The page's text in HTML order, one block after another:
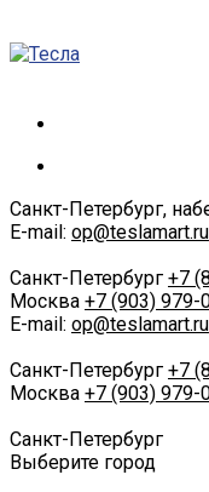
Санкт-Петербург,
E-mail: op@teslamart.ru
Санкт-Петербург +7
Москва +7 (903) 979-
E-mail: op@teslamart.ru
Санкт-Петербург +7
Москва +7 (903) 979-
Санкт-Петербург
Выберите город